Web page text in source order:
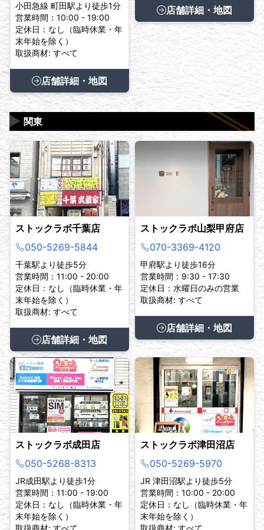
小田急線 町田駅より徒歩1分
営業時間：10:00 - 19:00
定休日：なし（臨時休業・年
末年始を除く）
取扱商材: すべて
店舗詳細・地図
店舗詳細・地図
関東
▶
ストックラボ千葉店
050-5269-5844
千葉駅より徒歩5分
営業時間：11:00 - 20:00
定休日：なし（臨時休業・年
末年始を除く）
取扱商材: すべて
店舗詳細・地図
ストックラボ山梨甲府店
070-3369-4120
甲府駅より徒歩16分
営業時間：9:30 - 17:30
定休日：水曜日のみの営業
取扱商材: すべて
店舗詳細・地図
ストックラボ成田店
050-5268-8313
JR成田駅より徒歩1分
営業時間：11:00 - 19:00
定休日：なし（臨時休業・年
末年始を除く）
ストックラボ津田沼店
050-5269-5970
JR 津田沼駅より徒歩5分
営業時間：10:00 - 20:00
定休日：なし（臨時休業・年
末年始を除く）